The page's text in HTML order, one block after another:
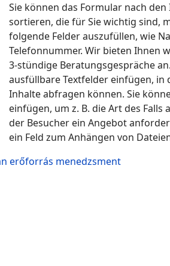
Sie können das Formular nach
sortieren, die für Sie wichtig sind,
folgende Felder auszufüllen, wie
Telefonnummer. Wir bieten Ihnen
3-stündige Beratungsgespräche
ausfüllbare Textfelder einfügen, in
Inhalte abfragen können. Sie
einfügen, um z. B. die Art des Falls
der Besucher ein Angebot
ein Feld zum Anhängen von